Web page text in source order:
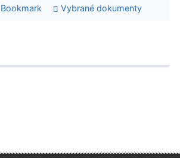
Bookmark Vybrané dokumenty